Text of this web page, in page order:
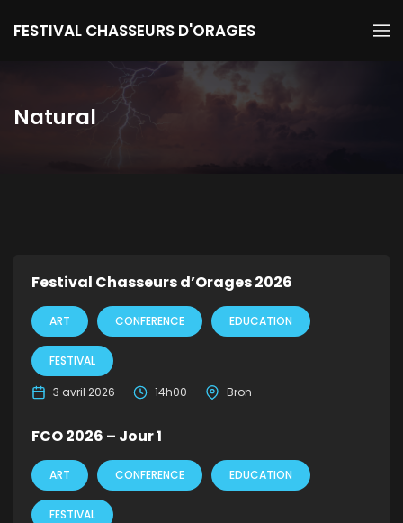
FESTIVAL CHASSEURS D'ORAGES
Natural
Festival Chasseurs d’Orages 2026
ART CONFERENCE EDUCATION
FESTIVAL
3 avril 2026 14h00 Bron
FCO 2026 – Jour 1
ART CONFERENCE EDUCATION
FESTIVAL